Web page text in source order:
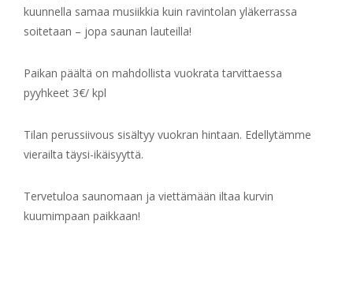
kuunnella samaa musiikkia kuin ravintolan yläkerrassa
soitetaan – jopa saunan lauteilla!
Paikan päältä on mahdollista vuokrata tarvittaessa
pyyhkeet 3€/ kpl
Tilan perussiivous sisältyy vuokran hintaan. Edellytämme
vierailta täysi-ikäisyyttä.
Tervetuloa saunomaan ja viettämään iltaa kurvin
kuumimpaan paikkaan!